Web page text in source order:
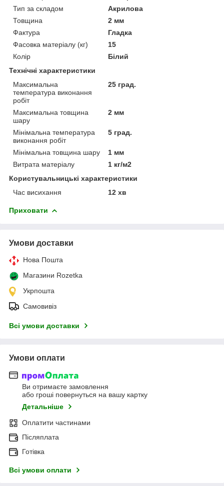
Тип за складом
Акрилова
Товщина
2 мм
Фактура
Гладка
Фасовка матеріалу (кг)
15
Колір
Білий
Технічні характеристики
Максимальна
температура виконання
робіт
25 град.
Максимальна товщина
шару
2 мм
Мінімальна температура
виконання робіт
5 град.
Мінімальна товщина шару
1 мм
Витрата матеріалу
1 кг/м2
Користувальницькі характеристики
Час висихання
12 хв
Приховати
Умови доставки
Нова Пошта
Магазини Rozetka
Укрпошта
Самовивіз
Всі умови доставки
Умови оплати
Ви отримаєте замовлення
або гроші повернуться на вашу картку
Детальніше
Оплатити частинами
Післяплата
Готівка
Всі умови оплати